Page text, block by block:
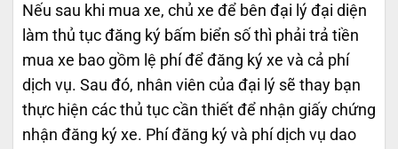
Nếu sau khi mua xe, chủ xe để bên đại lý đại diện
làm thủ tục đăng ký bấm biển số thì phải trả tiền
mua xe bao gồm lệ phí để đăng ký xe và cả phí
dịch vụ. Sau đó, nhân viên của đại lý sẽ thay bạn
thực hiện các thủ tục cần thiết để nhận giấy chứng
nhận đăng ký xe. Phí đăng ký và phí dịch vụ dao